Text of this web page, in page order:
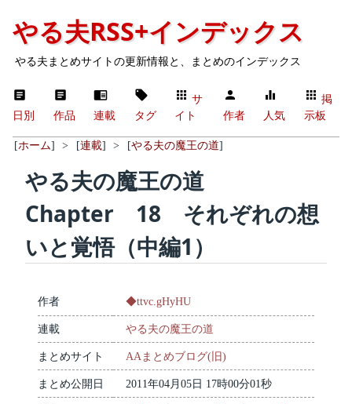
やる夫RSS+インデックス
やる夫まとめサイトの更新情報と、まとめのインデックス
日別 作品 連載 タグ
サ
イト
作者 人気
掲
示板
[ホーム] > [連載] > [やる夫の魔王の道]
やる夫の魔王の道
Chapter 18 それぞれの想
いと覚悟（中編1）
作者 ◆ttvc.gHyHU
連載 やる夫の魔王の道
まとめサイト AAまとめブログ(旧)
まとめ公開日 2011年04月05日 17時00分01秒